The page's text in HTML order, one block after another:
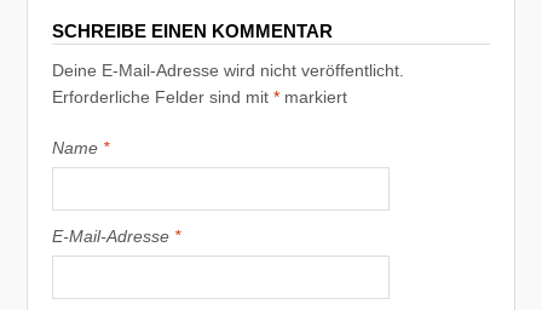
SCHREIBE EINEN KOMMENTAR
Deine E-Mail-Adresse wird nicht veröffentlicht.
Erforderliche Felder sind mit* markiert
Name *
E-Mail-Adresse *